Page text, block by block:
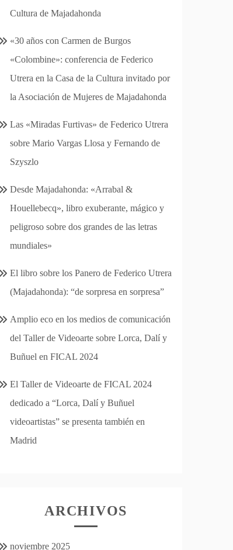
Cultura de Majadahonda
«30 años con Carmen de Burgos
«Colombine»: conferencia de Federico
Utrera en la Casa de la Cultura invitado por
la Asociación de Mujeres de Majadahonda
Las «Miradas Furtivas» de Federico Utrera
sobre Mario Vargas Llosa y Fernando de
Szyszlo
Desde Majadahonda: «Arrabal &
Houellebecq», libro exuberante, mágico y
peligroso sobre dos grandes de las letras
mundiales»
El libro sobre los Panero de Federico Utrera
(Majadahonda): “de sorpresa en sorpresa”
Amplio eco en los medios de comunicación
del Taller de Videoarte sobre Lorca, Dalí y
Buñuel en FICAL 2024
El Taller de Videoarte de FICAL 2024
dedicado a “Lorca, Dalí y Buñuel
videoartistas” se presenta también en
Madrid
ARCHIVOS
noviembre 2025